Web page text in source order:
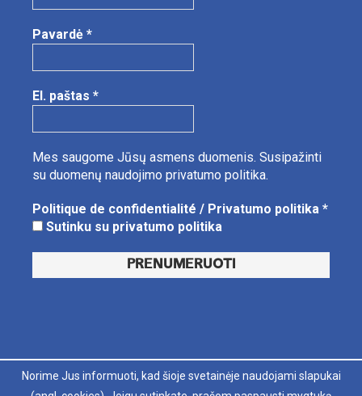
Pavardė *
El. paštas *
Mes saugome Jūsų asmens duomenis. Susipažinti
su duomenų naudojimo privatumo politika.
Politique de confidentialité / Privatumo politika *
Sutinku su privatumo politika
Norime Jus informuoti, kad šioje svetainėje naudojami slapukai
LT FR